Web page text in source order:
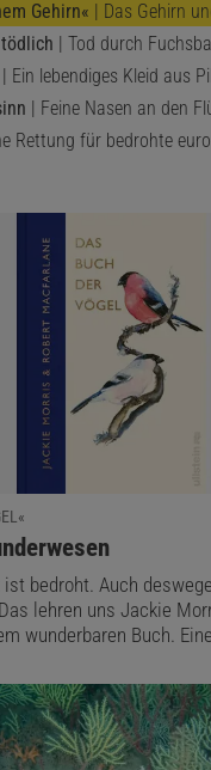
Gehirn« | Das Gehirn
| Tod durch
| Ein lebendiges Kleid aus
| Feine Nasen an den
Rettung für bedrohte
bedroht. Auch
lehren uns Jackie
wunderbaren Buch.